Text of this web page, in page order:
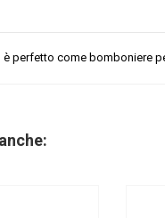
perfetto come bomboniere